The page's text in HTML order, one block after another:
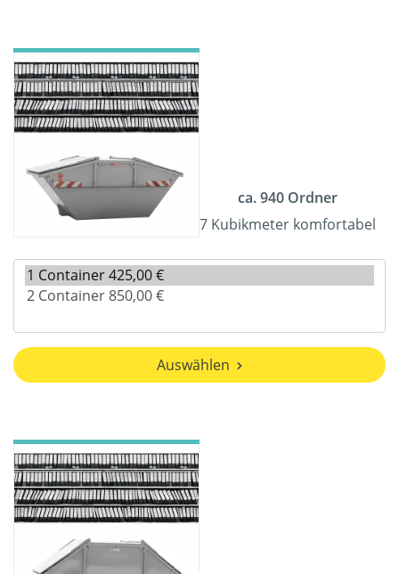
ca. 940 Ordner
7 Kubikmeter komfortabel
Auswählen